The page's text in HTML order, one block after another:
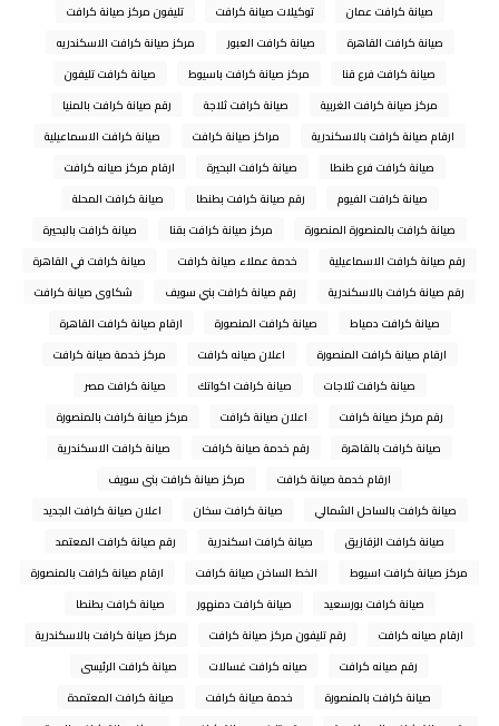
صيانة كرافت عمان
توكيلات صيانة كرافت
تليفون مركز صيانة كرافت
صيانة كرافت القاهرة
صيانة كرافت العبور
مركز صيانة كرافت الاسكندريه
صيانة كرافت فرع قنا
مركز صيانة كرافت باسيوط
صيانة كرافت تليفون
مركز صيانة كرافت الغربية
صيانة كرافت ثلاجة
رقم صيانة كرافت بالمنيا
ارقام صيانة كرافت بالاسكندرية
مراكز صيانة كرافت
صيانة كرافت الاسماعيلية
صيانة كرافت فرع طنطا
صيانة كرافت البحيرة
ارقام مركز صيانه كرافت
صيانة كرافت الفيوم
رقم صيانة كرافت بطنطا
صيانة كرافت المحلة
صيانة كرافت بالمنصورة المنصورة
مركز صيانة كرافت بقنا
صيانة كرافت بالبحيرة
رقم صيانة كرافت الاسماعيلية
خدمة عملاء صيانة كرافت
صيانة كرافت في القاهرة
رقم صيانة كرافت بالاسكندرية
رقم صيانة كرافت بني سويف
شكاوى صيانة كرافت
صيانة كرافت دمياط
صيانة كرافت المنصورة
ارقام صيانة كرافت القاهرة
ارقام صيانة كرافت المنصورة
اعلان صيانه كرافت
مركز خدمة صيانة كرافت
صيانة كرافت ثلاجات
صيانة كرافت اكواتك
صيانة كرافت مصر
رقم مركز صيانة كرافت
اعلان صيانة كرافت
مركز صيانة كرافت بالمنصورة
صيانة كرافت بالقاهرة
رقم خدمة صيانة كرافت
صيانة كرافت الاسكندرية
ارقام خدمة صيانة كرافت
مركز صيانة كرافت بنى سويف
صيانة كرافت بالساحل الشمالي
صيانة كرافت سخان
اعلان صيانة كرافت الجديد
صيانة كرافت الزقازيق
صيانة كرافت اسكندرية
رقم صيانة كرافت المعتمد
مركز صيانة كرافت اسيوط
الخط الساخن صيانة كرافت
ارقام صيانة كرافت بالمنصورة
صيانة كرافت بورسعيد
صيانة كرافت دمنهور
صيانة كرافت بطنطا
ارقام صيانه كرافت
رقم تليفون مركز صيانة كرافت
مركز صيانة كرافت بالاسكندرية
رقم صيانه كرافت
صيانه كرافت غسالات
صيانة كرافت الرئيسى
صيانة كرافت بالمنصورة
خدمة صيانة كرافت
صيانة كرافت المعتمدة